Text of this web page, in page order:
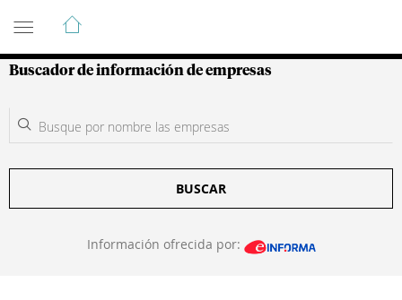
Guía de Empresas Colombianas
Buscador de información de empresas
BUSCAR
Información ofrecida por: